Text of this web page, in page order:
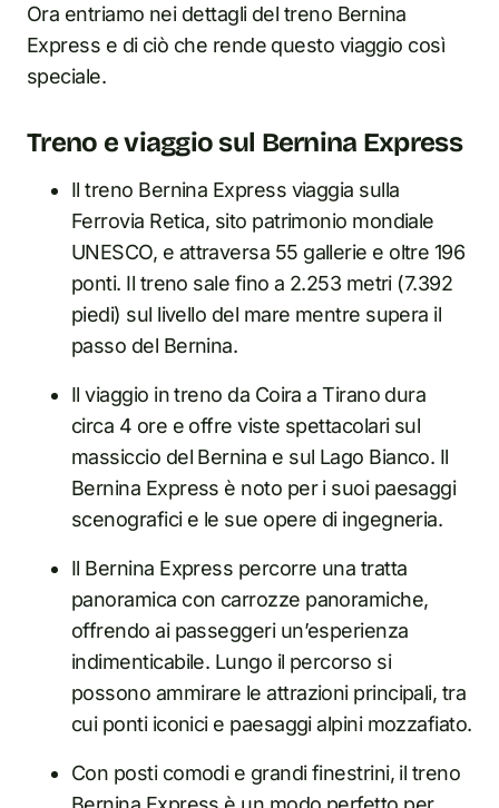
Ora entriamo nei dettagli del treno Bernina
Express e di ciò che rende questo viaggio così
speciale.
Treno e viaggio sul Bernina Express
Il treno Bernina Express viaggia sulla
Ferrovia Retica, sito patrimonio mondiale
UNESCO, e attraversa 55 gallerie e oltre 196
ponti. Il treno sale fino a 2.253 metri (7.392
piedi) sul livello del mare mentre supera il
passo del Bernina.
Il viaggio in treno da Coira a Tirano dura
circa 4 ore e offre viste spettacolari sul
massiccio del Bernina e sul Lago Bianco. Il
Bernina Express è noto per i suoi paesaggi
scenografici e le sue opere di ingegneria.
Il Bernina Express percorre una tratta
panoramica con carrozze panoramiche,
offrendo ai passeggeri un’esperienza
indimenticabile. Lungo il percorso si
possono ammirare le attrazioni principali, tra
cui ponti iconici e paesaggi alpini mozzafiato.
Con posti comodi e grandi finestrini, il treno